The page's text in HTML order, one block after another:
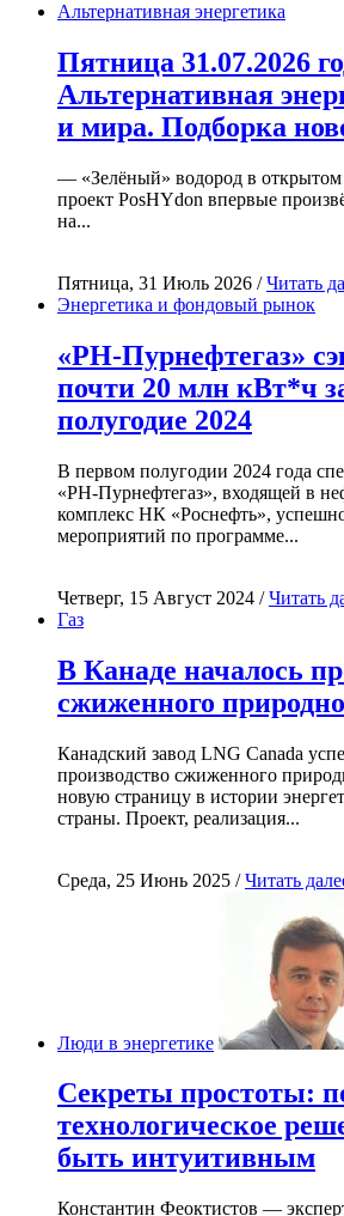
Альтернативная энергетика
Пятница 31.07.2026
Альтернативная
и мира. Подборка
— «Зелёный» водород в
проект PosHYdon впервые
на...
Пятница, 31 Июль 2026 /Читать
Энергетика и фондовый рынок
«РН-Пурнефтегаз»
почти 20 млн кВт*ч
полугодие 2024
В первом полугодии 2024 года
«РН-Пурнефтегаз», входящей в
комплекс НК «Роснефть»,
мероприятий по программе...
Четверг, 15 Август 2024 /Читать
Газ
В Канаде началось
сжиженного
Канадский завод LNG Canada
производство сжиженного
новую страницу в истории
страны. Проект, реализация...
Среда, 25 Июнь 2025 /Читать
Люди в энергетике
Секреты простоты:
технологическое
быть интуитивным
Константин Феоктистов —